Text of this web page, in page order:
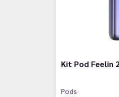
Kit Pod Feelin
Pods